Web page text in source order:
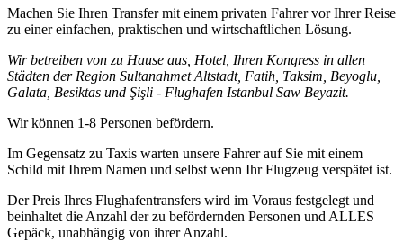
Machen Sie Ihren Transfer mit einem privaten Fahrer vor Ihrer Reise
zu einer einfachen, praktischen und wirtschaftlichen Lösung.
Wir betreiben von zu Hause aus, Hotel, Ihren Kongress in allen
Städten der Region Sultanahmet Altstadt, Fatih, Taksim, Beyoglu,
Galata, Besiktas und Şişli - Flughafen Istanbul Saw Beyazit.
Wir können 1-8 Personen befördern.
Im Gegensatz zu Taxis warten unsere Fahrer auf Sie mit einem
Schild mit Ihrem Namen und selbst wenn Ihr Flugzeug verspätet ist.
Der Preis Ihres Flughafentransfers wird im Voraus festgelegt und
beinhaltet die Anzahl der zu befördernden Personen und ALLES
Gepäck, unabhängig von ihrer Anzahl.